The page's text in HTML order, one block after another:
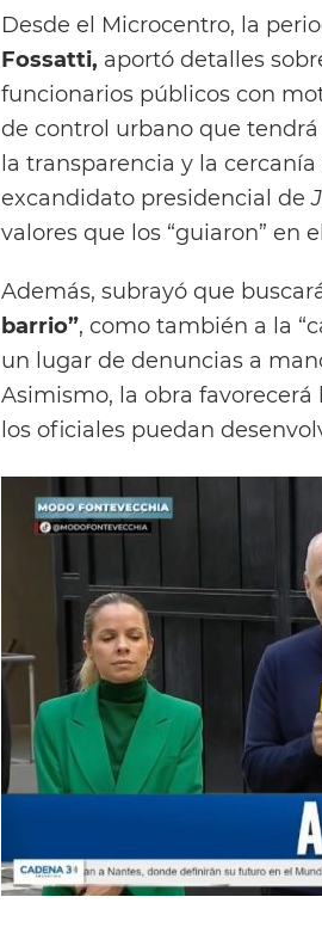
Desde el Microcentro, la
Fossatti, aportó detalles
funcionarios públicos con
de control urbano que
la transparencia y la
excandidato presidencial de
valores que los “guiaron” en
Además, subrayó que
barrio”, como también a la
un lugar de denuncias a
Asimismo, la obra
los oficiales puedan